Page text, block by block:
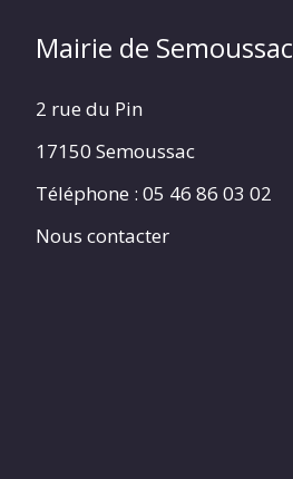
Mairie de Semoussac
2 rue du Pin
17150 Semoussac
Téléphone : 05 46 86 03 02
Nous contacter